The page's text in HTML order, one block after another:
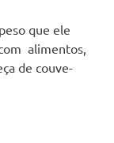
que ele
alimentos,
de couve-